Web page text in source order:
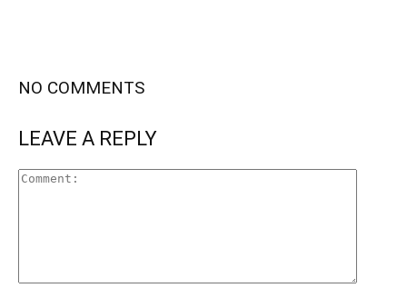
NO COMMENTS
LEAVE A REPLY